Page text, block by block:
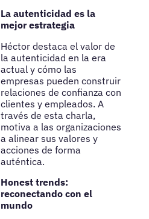
La autenticidad es la
mejor estrategia
Héctor destaca el valor de
la autenticidad en la era
actual y cómo las
empresas pueden construir
relaciones de confianza con
clientes y empleados. A
través de esta charla,
motiva a las organizaciones
a alinear sus valores y
acciones de forma
auténtica.
Honest trends:
reconectando con el
mundo